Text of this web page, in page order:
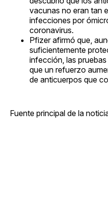
vacunas no eran tan
infecciones por
coronavirus.
Pfizer afirmó que,
suficientemente
infección, las
que un refuerzo
de anticuerpos que
Fuente principal de la